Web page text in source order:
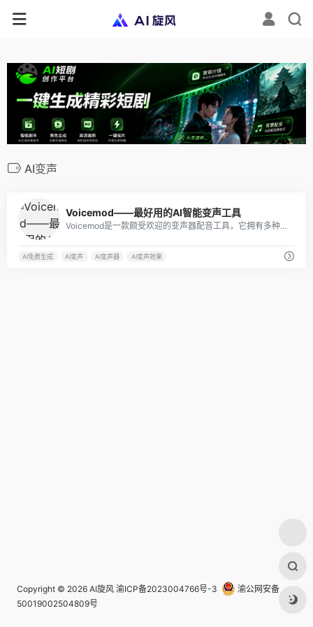
AI变声
Voicemod——最好用的AI智能变声工具
Voicemod是一款颇受欢迎的变声器配音工具，它拥有多种声音特效，如婴儿音、怪物音、机器人音等，用户只需通过简单的操作，即可快速实现多样化的配音效果。
AI免费生成 AI变声 AI变声器 AI变声效果
Copyright © 2026 AI旋风 渝ICP备2023004766号-3
渝公网安备
50019002504809号